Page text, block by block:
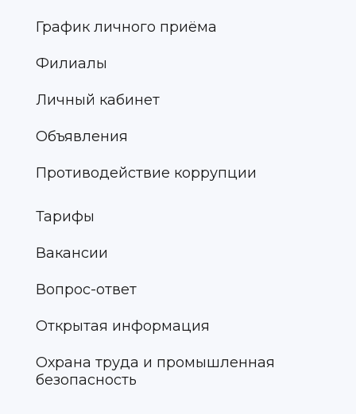
График личного приёма
Филиалы
Личный кабинет
Объявления
Противодействие коррупции
Тарифы
Вакансии
Вопрос-ответ
Открытая информация
Охрана труда и промышленная
безопасность